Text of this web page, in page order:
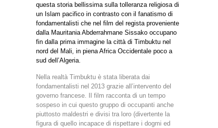
questa storia bellissima sulla tolleranza religiosa di
un Islam pacifico in contrasto con il fanatismo di
fondamentalisti che nel film del regista proveniente
dalla Mauritania Abderrahmane Sissako occupano
fin dalla prima immagine la città di Timbuktu nel
nord del Mali, in piena Africa Occidentale poco a
sud dell’Algeria.
Nella realtà Timbuktu è stata liberata dai
fondamentalisti nel 2013 grazie all’intervento del
governo francese. Il film racconta di un tempo
sospeso in cui questo gruppo di occupanti anche
piuttosto maldestri e divisi tra loro (divertente la
figura di quello incapace di rispettare i dogmi ed